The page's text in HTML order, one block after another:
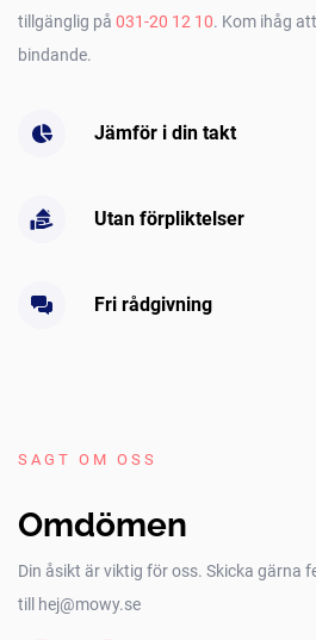
tillgänglig på 031-20 12 10. Kom ihåg
bindande.
Jämför i din takt
Utan förpliktelser
Fri rådgivning
SAGT OM OSS
Omdömen
Din åsikt är viktig för oss. Skicka gärna
till hej@mowy.se